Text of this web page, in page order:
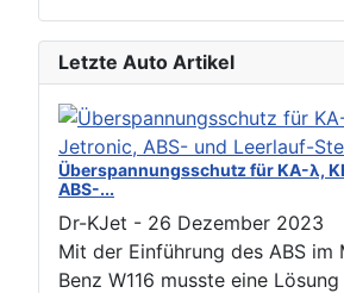
Letzte Auto Artikel
Überspannungsschutz für KA-λ,
ABS-...
Dr-KJet - 26 Dezember 2023
Mit der Einführung des ABS im
Benz W116 musste eine Lösung